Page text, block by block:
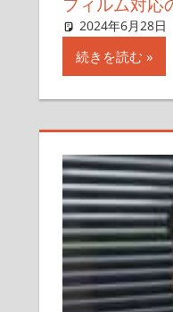
2024年6月28日
続きを読む